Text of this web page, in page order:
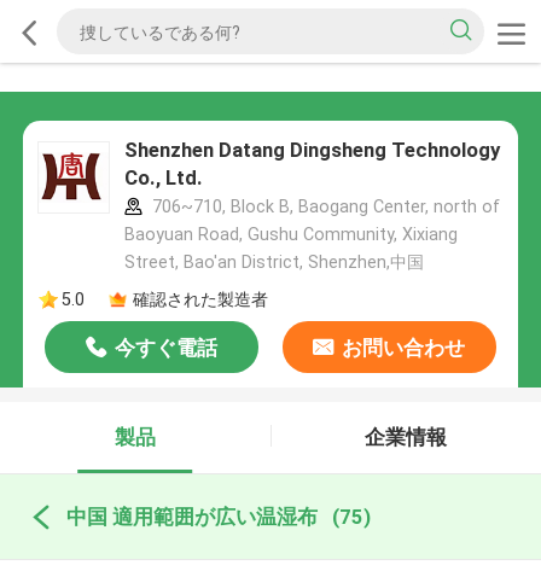
Shenzhen Datang Dingsheng Technology
Co., Ltd.
706~710, Block B, Baogang Center, north of
Baoyuan Road, Gushu Community, Xixiang
Street, Bao'an District, Shenzhen,中国
5.0
確認された製造者
今すぐ電話 お問い合わせ
製品 企業情報
中国 適用範囲が広い温湿布 (75)